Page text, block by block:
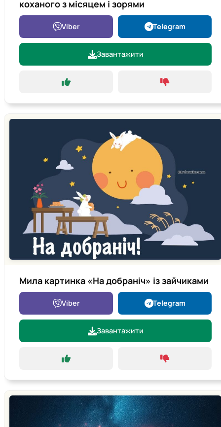
коханого з місяцем і зорями
Viber Telegram
Завантажити
Мила картинка «На добраніч» із зайчиками
Viber Telegram
Завантажити